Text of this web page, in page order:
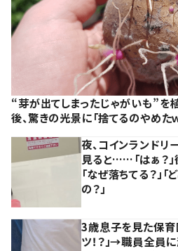
“芽が出てしまったじゃがいも”
後、驚きの光景に「捨てるのやめたｗ
夜、コインランドリ
見ると……「はぁ？」
「なぜ落ちてる？」
の？」
3歳息子を見た保育
ツ！？」→職員全員